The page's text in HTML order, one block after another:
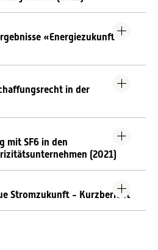
«Energiezukunft
in der
mit SF6 in den
(2021)
Stromzukunft - Kurzbericht